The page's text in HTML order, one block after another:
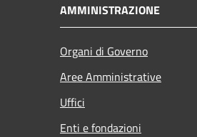
AMMINISTRAZIONE
Organi di Governo
Aree Amministrative
Uffici
Enti e fondazioni